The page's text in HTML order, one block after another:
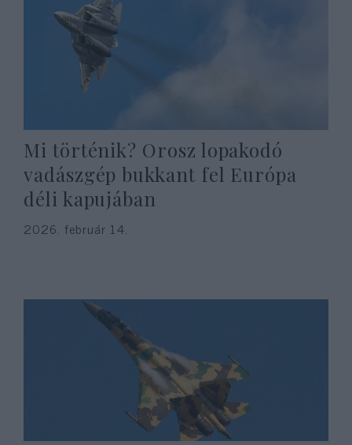
Mi történik? Orosz lopakodó
vadászgép bukkant fel Európa
déli kapujában
2026. február 14.